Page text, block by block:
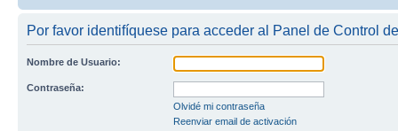
Por favor identifíquese para acceder al Panel de Control
Nombre de Usuario:
Contraseña:
Olvidé mi contraseña
Reenviar email de activación